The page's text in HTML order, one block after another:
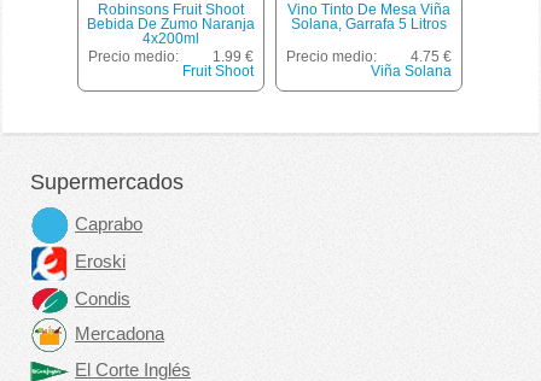
Robinsons Fruit Shoot
Bebida De Zumo Naranja
4x200ml
Precio medio:
1.99 €
Fruit Shoot
Vino Tinto De Mesa Viña
Solana, Garrafa 5 Litros
Precio medio:
4.75 €
Viña Solana
Supermercados
Caprabo
Eroski
Condis
Mercadona
El Corte Inglés